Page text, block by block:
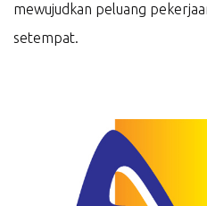
mewujudkan peluang
setempat.